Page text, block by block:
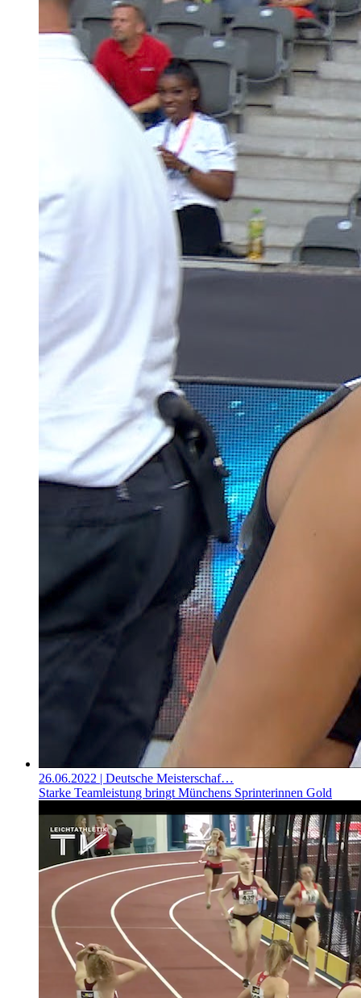
26.06.2022 | Deutsche Meisterschaf…
Starke Teamleistung bringt Münchens Sprinterinnen Gold